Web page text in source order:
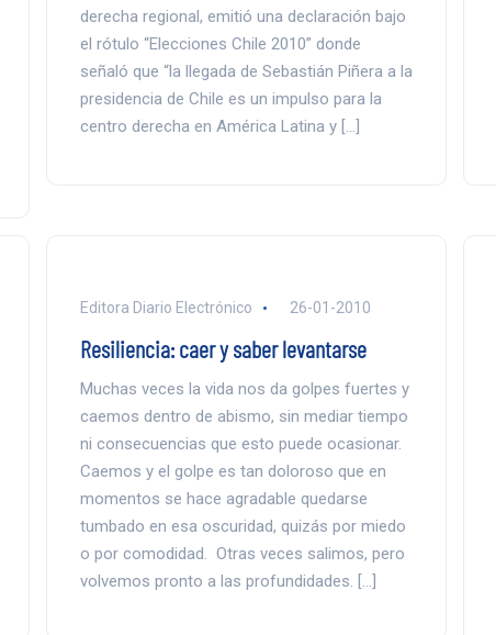
derecha regional, emitió una declaración bajo
el rótulo “Elecciones Chile 2010” donde
señaló que “la llegada de Sebastián Piñera a la
presidencia de Chile es un impulso para la
centro derecha en América Latina y […]
Editora Diario Electrónico 26-01-2010
Resiliencia: caer y saber levantarse
Muchas veces la vida nos da golpes fuertes y
caemos dentro de abismo, sin mediar tiempo
ni consecuencias que esto puede ocasionar.
Caemos y el golpe es tan doloroso que en
momentos se hace agradable quedarse
tumbado en esa oscuridad, quizás por miedo
o por comodidad. Otras veces salimos, pero
volvemos pronto a las profundidades. […]